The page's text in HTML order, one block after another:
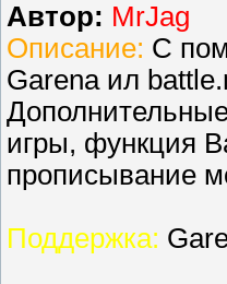
Автор: MrJag
Описание: С
Garena ил
игры, функция
прописывание
Поддержка: